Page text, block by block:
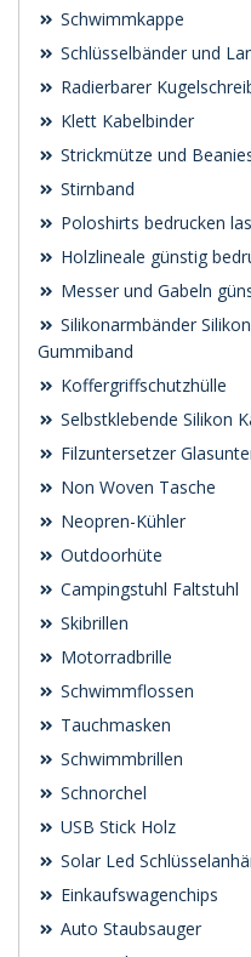
Schwimmkappe
Schlüsselbänder und
Radierbarer
Klett Kabelbinder
Strickmütze und
Stirnband
Poloshirts bedrucken
Holzlineale günstig
Messer und Gabeln
Silikonarmbänder
Gummiband
Koffergriffschutzhülle
Selbstklebende Silikon
Filzuntersetzer
Non Woven Tasche
Neopren-Kühler
Outdoorhüte
Campingstuhl Faltstuhl
Skibrillen
Motorradbrille
Schwimmflossen
Tauchmasken
Schwimmbrillen
Schnorchel
USB Stick Holz
Solar Led
Einkaufswagenchips
Auto Staubsauger